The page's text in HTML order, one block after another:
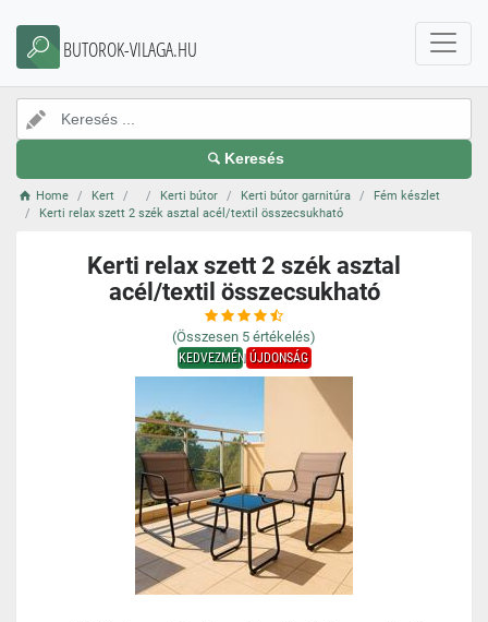
BUTOROK-VILAGA.HU
Keresés
Home Kert Kerti bútor Kerti bútor garnitúra
Fém készlet
Kerti relax szett 2 szék asztal acél/textil összecsukható
Kerti relax szett 2 szék asztal
acél/textil összecsukható
(Összesen 5 értékelés)
KEDVEZMÉNYÚJDONSÁG